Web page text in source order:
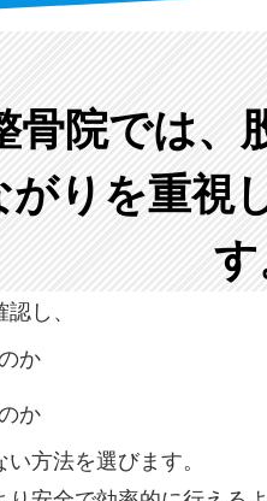
骨院では、
りを重視
す
し、
か
か
方法を選びます。